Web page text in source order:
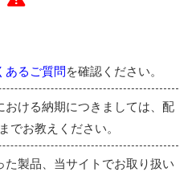
あるご質問を確認ください。
おける納期につきましては、配
でお教えください。
製品、当サイトでお取り扱い